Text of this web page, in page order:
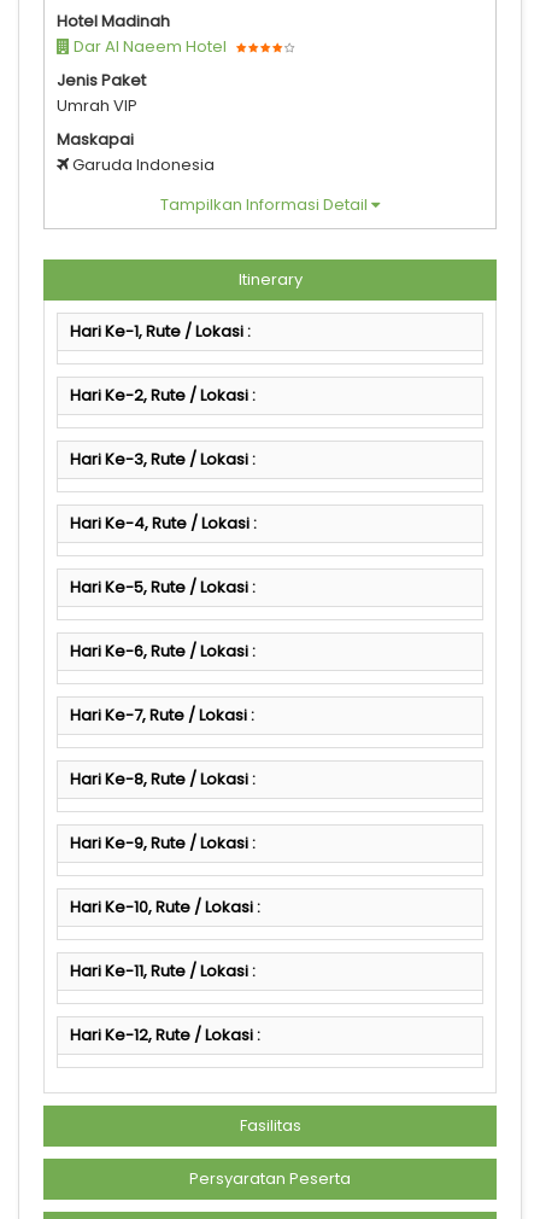
Hotel Madinah
Dar Al Naeem Hotel
Jenis Paket
Umrah VIP
Maskapai
Garuda Indonesia
Tampilkan Informasi Detail
Itinerary
Hari Ke-1, Rute / Lokasi :
Hari Ke-2, Rute / Lokasi :
Hari Ke-3, Rute / Lokasi :
Hari Ke-4, Rute / Lokasi :
Hari Ke-5, Rute / Lokasi :
Hari Ke-6, Rute / Lokasi :
Hari Ke-7, Rute / Lokasi :
Hari Ke-8, Rute / Lokasi :
Hari Ke-9, Rute / Lokasi :
Hari Ke-10, Rute / Lokasi :
Hari Ke-11, Rute / Lokasi :
Hari Ke-12, Rute / Lokasi :
Fasilitas
Persyaratan Peserta